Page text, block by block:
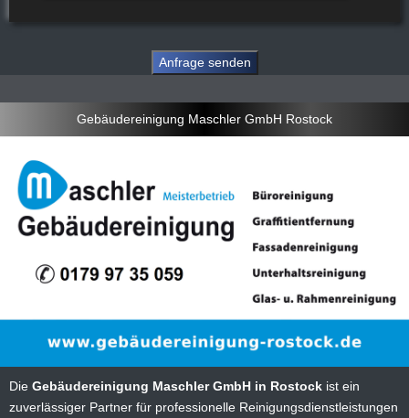
Gebäudereinigung Maschler GmbH Rostock
Die Gebäudereinigung Maschler GmbH in Rostock ist ein
zuverlässiger Partner für professionelle Reinigungsdienstleistungen